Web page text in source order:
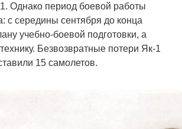
Однако период боевой работы
с середины сентября до конца
учебно-боевой подготовки, а
Безвозвратные потери Як-1
15 самолетов.